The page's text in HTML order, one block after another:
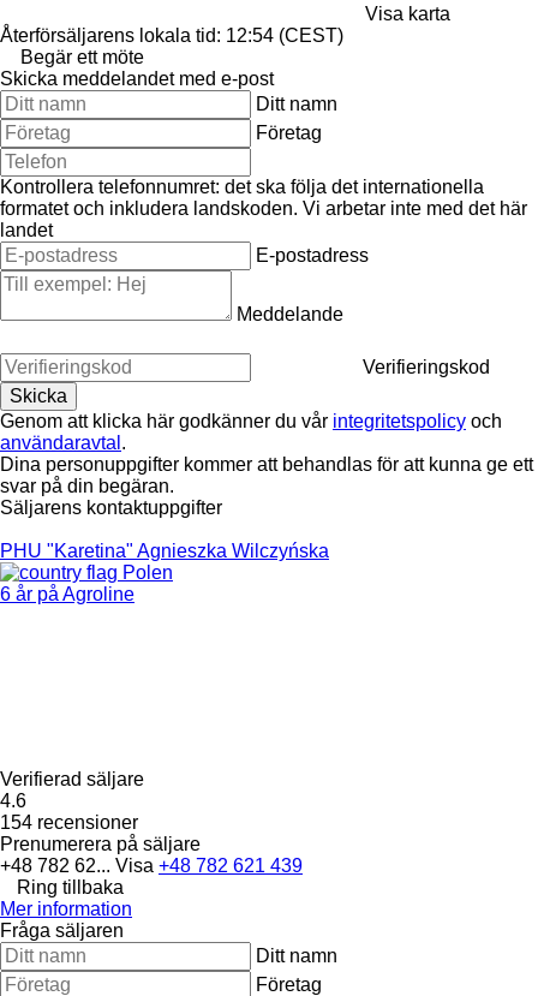
Visa karta
Återförsäljarens lokala tid: 12:54 (CEST)
Begär ett möte
Skicka meddelandet med e-post
Ditt namn
Företag
Kontrollera telefonnumret: det ska följa det internationella
formatet och inkludera landskoden. Vi arbetar inte med det här
landet
E-postadress
Meddelande
Verifieringskod
Genom att klicka här godkänner du vår integritetspolicy och
användaravtal .
Dina personuppgifter kommer att behandlas för att kunna ge ett
svar på din begäran.
Säljarens kontaktuppgifter
PHU "Karetina" Agnieszka Wilczyńska
Polen
6 år på Agroline
Verifierad säljare
4.6
154 recensioner
Prenumerera på säljare
+48 782 62... Visa +48 782 621 439
Ring tillbaka
Mer information
Fråga säljaren
Ditt namn
Företag